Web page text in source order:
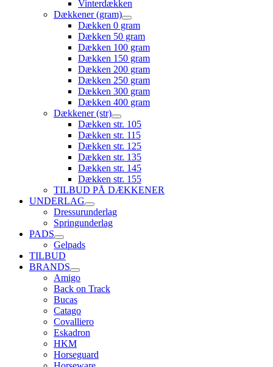
Vinterdækken
Dækkener (gram)
Dækken 0 gram
Dækken 50 gram
Dækken 100 gram
Dækken 150 gram
Dækken 200 gram
Dækken 250 gram
Dækken 300 gram
Dækken 400 gram
Dækkener (str)
Dækken str. 105
Dækken str. 115
Dækken str. 125
Dækken str. 135
Dækken str. 145
Dækken str. 155
TILBUD PÅ DÆKKENER
UNDERLAG
Dressurunderlag
Springunderlag
PADS
Gelpads
TILBUD
BRANDS
Amigo
Back on Track
Bucas
Catago
Covalliero
Eskadron
HKM
Horseguard